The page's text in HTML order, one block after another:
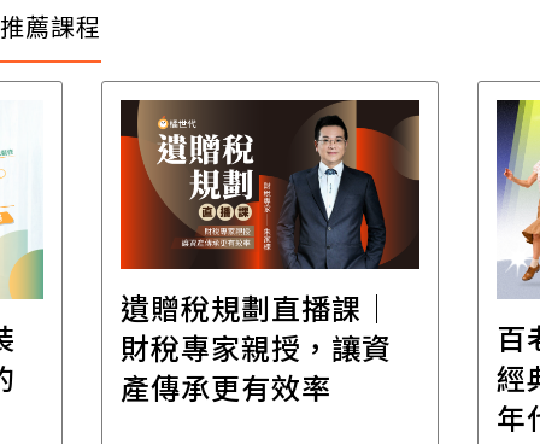
推薦課程
遺贈稅規劃直播課│
財稅專家親授，讓資
產傳承更有效率
百
經
年